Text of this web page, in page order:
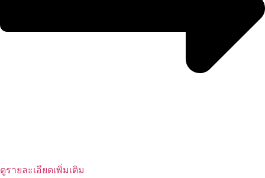
ดูรายละเอียดเพิ่มเติม